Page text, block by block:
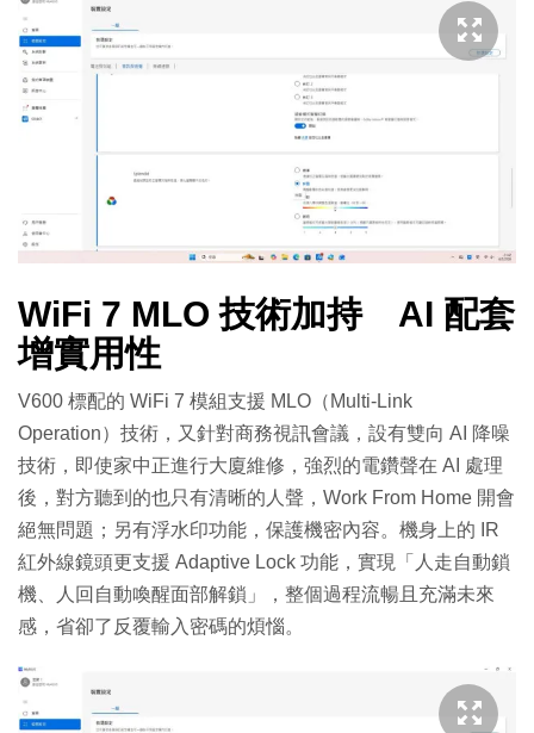
WiFi 7 MLO 技術加持 AI 配套
增實用性
V600 標配的 WiFi 7 模組支援 MLO（Multi-Link
Operation）技術，又針對商務視訊會議，設有雙向 AI 降噪
技術，即使家中正進行大廈維修，強烈的電鑽聲在 AI 處理
後，對方聽到的也只有清晰的人聲，Work From Home 開會
絕無問題；另有浮水印功能，保護機密內容。機身上的 IR
紅外線鏡頭更支援 Adaptive Lock 功能，實現「人走自動鎖
機、人回自動喚醒面部解鎖」，整個過程流暢且充滿未來
感，省卻了反覆輸入密碼的煩惱。